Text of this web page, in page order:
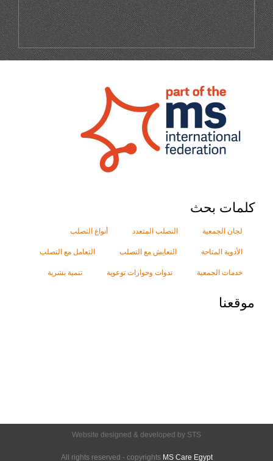
كلمات بحث
لجان الجمعية التصلب المتعدد أنواع التصلب
الأدوية المتاحة التعايش مع التصلب التعامل مع التصلب
خدمات الجمعية ندوات وحوارات توعوية تنمية بشرية
موقعنا
Website designed & developed by STS
All rights reserved - copyrightsMS Care Egypt